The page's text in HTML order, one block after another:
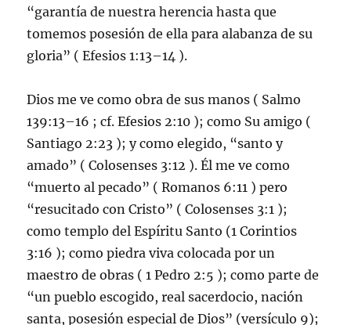
“garantía de nuestra herencia hasta que
tomemos posesión de ella para alabanza de su
gloria” ( Efesios 1:13–14 ).
Dios me ve como obra de sus manos ( Salmo
139:13–16 ; cf. Efesios 2:10 ); como Su amigo (
Santiago 2:23 ); y como elegido, “santo y
amado” ( Colosenses 3:12 ). Él me ve como
“muerto al pecado” ( Romanos 6:11 ) pero
“resucitado con Cristo” ( Colosenses 3:1 );
como templo del Espíritu Santo (1 Corintios
3:16 ); como piedra viva colocada por un
maestro de obras ( 1 Pedro 2:5 ); como parte de
“un pueblo escogido, real sacerdocio, nación
santa, posesión especial de Dios” (versículo 9);